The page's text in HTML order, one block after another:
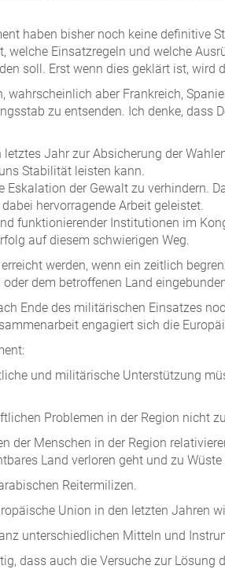
haben bisher noch keine definitive
Einsatzregeln und welche
soll. Erst wenn dies geklärt ist, wird
aber Frankreich,
zu entsenden. Ich denke, dass
Jahr zur Absicherung der
Stabilität leisten kann.
der Gewalt zu verhindern.
hervorragende Arbeit geleistet.
funktionierender Institutionen im
auf diesem schwierigen Weg.
werden, wenn ein zeitlich
dem betroffenen Land
Ende des militärischen Einsatzes
engagiert sich die
und militärische Unterstützung
Problemen in der Region nicht
der Menschen in der Region
Land verloren geht und zu Wüste
Reitermilizen.
Union in den letzten Jahren
unterschiedlichen Mitteln und
dass auch die Versuche zur Lösung